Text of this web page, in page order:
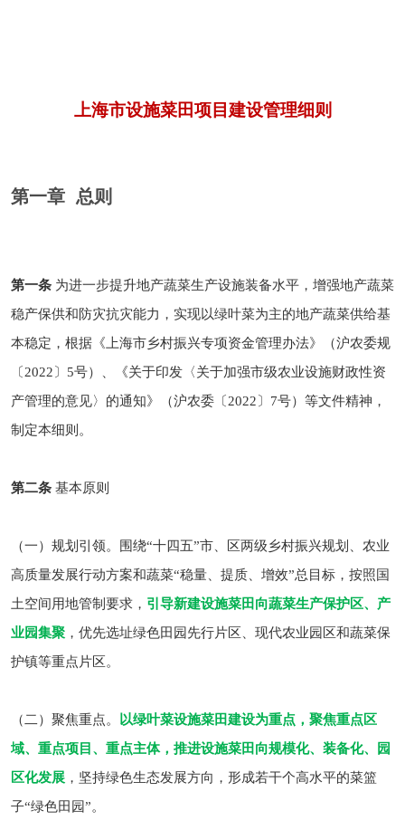
上海市设施菜田项目建设管理细则
第一章 总则
第一条 为进一步提升地产蔬菜生产设施装备水平，增强地产蔬菜
稳产保供和防灾抗灾能力，实现以绿叶菜为主的地产蔬菜供给基
本稳定，根据《上海市乡村振兴专项资金管理办法》（沪农委规
〔2022〕5号）、《关于印发〈关于加强市级农业设施财政性资
产管理的意见〉的通知》（沪农委〔2022〕7号）等文件精神，
制定本细则。
第二条基本原则
（一）规划引领。围绕“十四五”市、区两级乡村振兴规划、农业
高质量发展行动方案和蔬菜“稳量、提质、增效”总目标，按照国
土空间用地管制要求， 引导新建设施菜田向蔬菜生产保护区、产
业园集聚，优先选址绿色田园先行片区、现代农业园区和蔬菜保
护镇等重点片区。
（二）聚焦重点。
以绿叶菜设施菜田建设为重点，聚焦重点区
域、重点项目、重点主体，推进设施菜田向规模化、装备化、园
区化发展，坚持绿色生态发展方向，形成若干个高水平的菜篮
子“绿色田园”。